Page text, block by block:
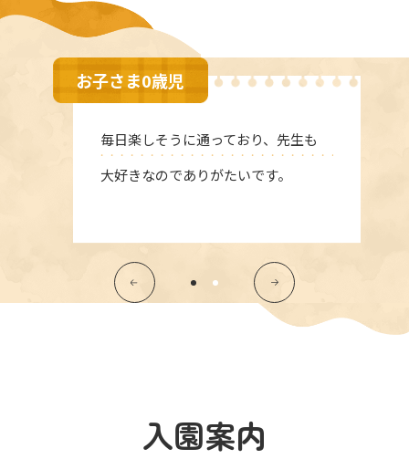
お子さま0歳児
毎日楽しそうに通っており、先生も
大好きなのでありがたいです。
入園案内